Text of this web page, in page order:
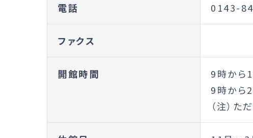
電話 0143-
ファクス
開館時間
9時から
9時から
（注）た